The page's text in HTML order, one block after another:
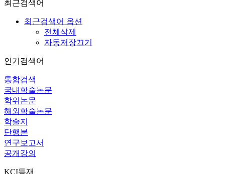
최근검색어
최근검색어 옵션
전체삭제
자동저장끄기
인기검색어
통합검색
국내학술논문
학위논문
해외학술논문
학술지
단행본
연구보고서
공개강의
KCI등재